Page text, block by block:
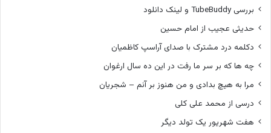
بررسی TubeBuddy و لینک دانلود
حدیثی عجیب از امام حسین
دکلمه درد مشترک با صدای آراسپ کاظمیان
چه ها که بر سر ما رفت در این ده سال ارغوان
مرا به هیچ بدادی و من هنوز بر آنم – شجریان
درسی از محمد علی کلی
هفت شهریور یک تولد دیگر